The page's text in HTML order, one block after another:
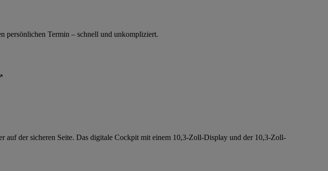
persönlichen Termin – schnell und unkompliziert.
auf der sicheren Seite. Das digitale Cockpit mit einem 10,3-Zoll-Display und der 10,3-Zoll-